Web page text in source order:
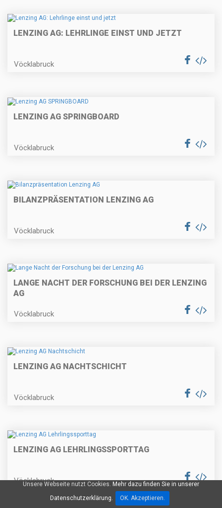
LENZING AG: LEHRLINGE EINST UND JETZT
Vöcklabruck
LENZING AG SPRINGBOARD
Vöcklabruck
BILANZPRÄSENTATION LENZING AG
Vöcklabruck
LANGE NACHT DER FORSCHUNG BEI DER LENZING
AG
Vöcklabruck
LENZING AG NACHTSCHICHT
Vöcklabruck
LENZING AG LEHRLINGSSPORTTAG
Vöcklabruck
Unsere Webseite nutzt Cookies. Mehr dazu finden Sie in unserer
Datenschutzerklärung.
OK. Akzeptieren.